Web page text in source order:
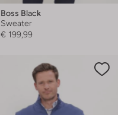
Boss Black
Sweater
€ 199,99